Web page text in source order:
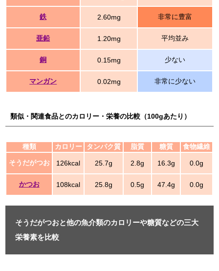
鉄 2.60mg 非常に豊富
亜鉛 1.20mg 平均並み
銅 0.15mg 少ない
マンガン 0.02mg 非常に少ない
類似・関連食品とのカロリー・栄養の比較（100gあたり）
種類 カロリー タンパク質 脂質 糖質 食物繊維
そうだがつお 126kcal 25.7g 2.8g 16.3g 0.0g
かつお 108kcal 25.8g 0.5g 47.4g 0.0g
そうだがつおと他の魚介類のカロリーや糖質などの三大
栄養素を比較